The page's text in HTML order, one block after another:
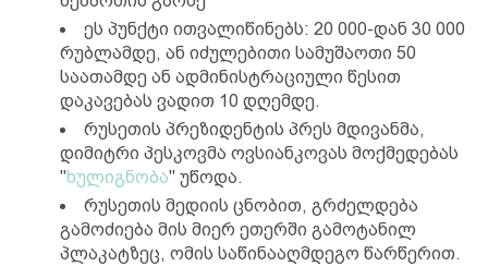
ეს პუნქტი ითვალიწინებს: 20 000-დან 30 000
რუბლამდე, ან იძულებითი სამუშაოთი 50
საათამდე ან ადმინისტრაციული წესით
დაკავებას ვადით 10 დღემდე.
რუსეთის პრეზიდენტის პრეს მდივანმა,
დიმიტრი პესკოვმა ოვსიანკოვას მოქმედებას
"ხულიგნობა" უწოდა.
რუსეთის მედიის ცნობით, გრძელდება
გამოძიება მის მიერ ეთერში გამოტანილ
პლაკატზეც, ომის საწინააღმდეგო წარწერით.